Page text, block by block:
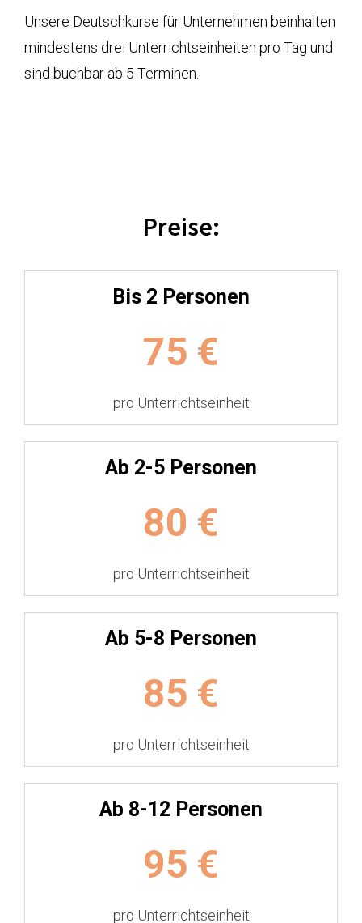
Unsere Deutschkurse für Unternehmen beinhalten
mindestens drei Unterrichtseinheiten pro Tag und
sind buchbar ab 5 Terminen.
Preise:
Bis 2 Personen
€
75
pro Unterrichtseinheit
Ab 2-5 Personen
€
80
pro Unterrichtseinheit
Ab 5-8 Personen
€
85
pro Unterrichtseinheit
Ab 8-12 Personen
€
95
pro Unterrichtseinheit